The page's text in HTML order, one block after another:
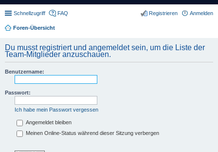
Schnellzugriff FAQ Anmelden
Registrieren
Foren-Übersicht
Du musst registriert und angemeldet sein, um die Liste der
Team-Mitglieder anzuschauen.
Benutzername:
Passwort:
Ich habe mein Passwort vergessen
Angemeldet bleiben
Meinen Online-Status während dieser Sitzung verbergen